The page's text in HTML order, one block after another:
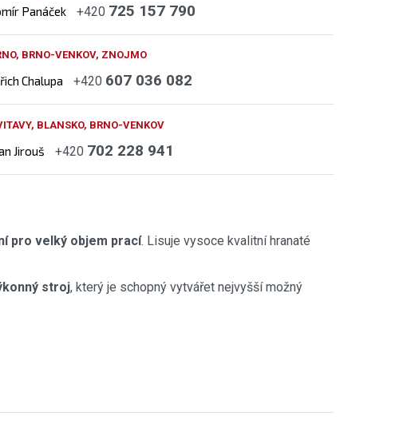
Panáček +420 725 157 790
Chalupa
BRNO-VENKOV, ZNOJMO
+420 607 036 082
Jirouš
BLANSKO, BRNO-VENKOV
+420 702 228 941
pro velký objem prací. Lisuje vysoce kvalitní hranaté
stroj, který je schopný vytvářet nejvyšší možný